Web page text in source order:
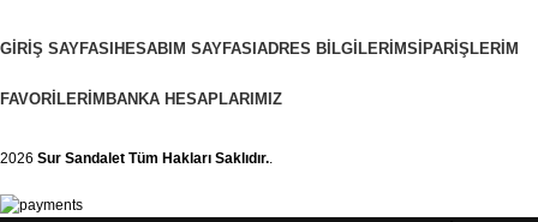
GIRIŞ SAYFASIHESABIM SAYFASIADRES BILGILERIMSIPARIŞLERIM
FAVORILERIMBANKA HESAPLARIMIZ
2026 Sur Sandalet Tüm Hakları Saklıdır.